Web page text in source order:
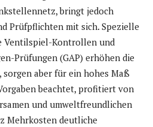
bringt jedoch
Prüfpflichten mit sich. Spezielle
Ventilspiel-Kontrollen und
Prüfungen (GAP) erhöhen die
aber für ein hohes Maß
beachtet, profitiert von
und umweltfreundlichen
Mehrkosten deutliche